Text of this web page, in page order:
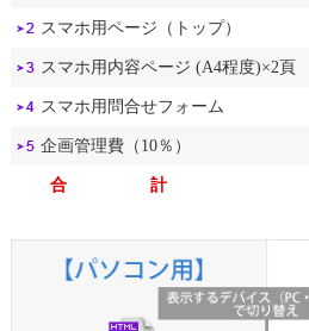
スマホ用ページ（トップ）
スマホ用内容ページ (A4程度)×2頁
スマホ用問合せフォーム
企画管理費（10％）
合 計